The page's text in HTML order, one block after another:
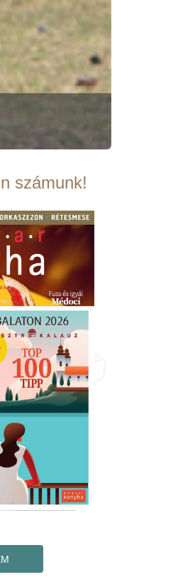
számunk!